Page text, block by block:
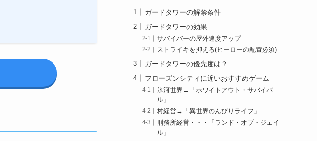
ガードタワーの解禁条件
ガードタワーの効果
サバイバーの屋外速度アップ
ストライキを抑える(ヒーローの配置必須)
ガードタワーの優先度は？
フローズンシティに近いおすすめゲーム
氷河世界→「ホワイトアウト・サバイバ
ル」
村経営→「異世界のんびりライフ」
刑務所経営・・・「ランド・オブ・ジェイ
ル」